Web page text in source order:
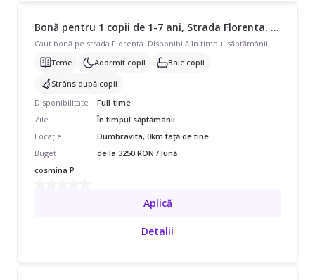
Bonă pentru 1 copii de 1-7 ani, Strada Florenta, Full Time, începând cu 3250 lei/lună
Teme
Adormit copil
Baie copii
Strâns după copii
Disponibilitate
Full-time
Zile
În timpul săptămânii
Locație
Dumbravita, 0km față de tine
Buget
de la 3250 RON / lună
cosmina P
Aplică
Detalii